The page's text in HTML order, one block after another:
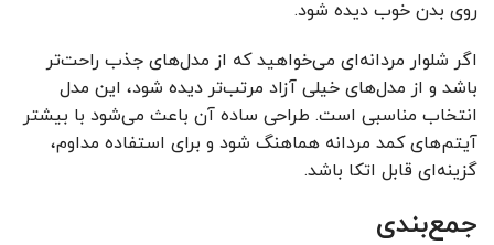
روی بدن خوب دیده شود.
اگر شلوار مردانه‌ای می‌خواهید که از مدل‌های جذب راحت‌تر
باشد و از مدل‌های خیلی آزاد مرتب‌تر دیده شود، این مدل
انتخاب مناسبی است. طراحی ساده آن باعث می‌شود با بیشتر
آیتم‌های کمد مردانه هماهنگ شود و برای استفاده مداوم،
گزینه‌ای قابل اتکا باشد.
جمع‌بندی